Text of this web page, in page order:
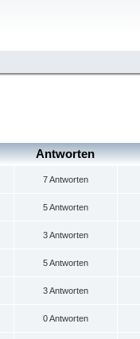
Antworten
7 Antworten
5 Antworten
3 Antworten
5 Antworten
3 Antworten
0 Antworten